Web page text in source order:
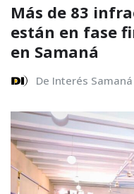
Más de 83
están en fase
en Samaná
De Interés Samaná